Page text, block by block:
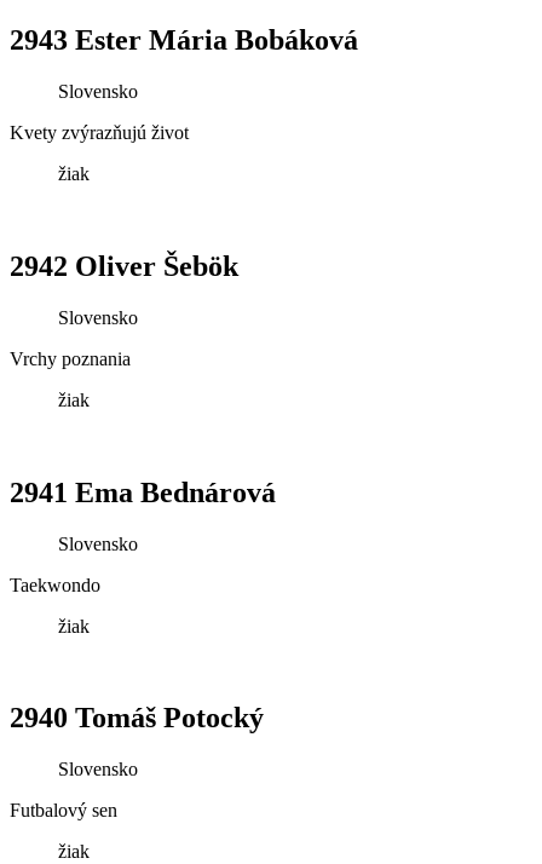
2943 Ester Mária Bobáková
Slovensko
Kvety zvýrazňujú život
žiak
2942 Oliver Šebök
Slovensko
Vrchy poznania
žiak
2941 Ema Bednárová
Slovensko
Taekwondo
žiak
2940 Tomáš Potocký
Slovensko
Futbalový sen
žiak